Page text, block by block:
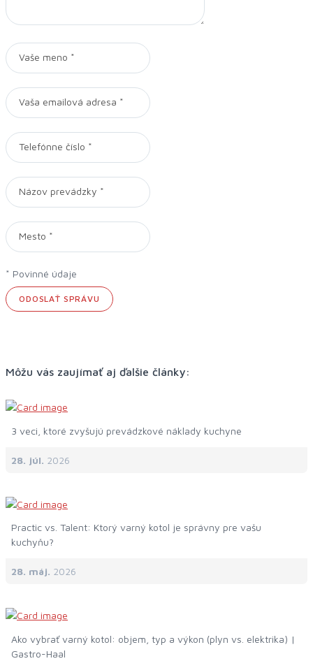
* Povinné údaje
ODOSLAŤ SPRÁVU
Môžu vás zaujímať aj ďalšie články:
3 veci, ktoré zvyšujú prevádzkové náklady kuchyne
28. júl. 2026
Practic vs. Talent: Ktorý varný kotol je správny pre vašu
kuchyňu?
28. máj. 2026
Ako vybrať varný kotol: objem, typ a výkon (plyn vs. elektrika) |
Gastro-Haal